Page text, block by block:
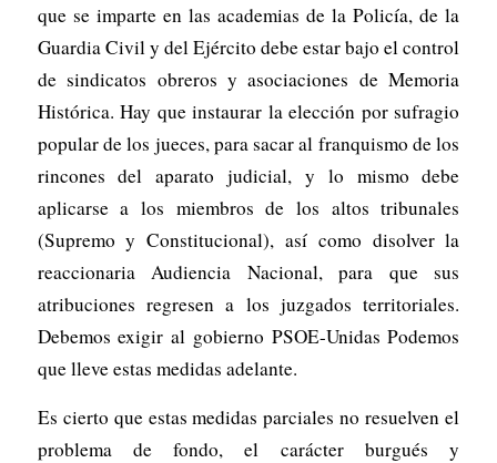
que se imparte en las academias de la Policía, de la
Guardia Civil y del Ejército debe estar bajo el control
de sindicatos obreros y asociaciones de Memoria
Histórica. Hay que instaurar la elección por sufragio
popular de los jueces, para sacar al franquismo de los
rincones del aparato judicial, y lo mismo debe
aplicarse a los miembros de los altos tribunales
(Supremo y Constitucional), así como disolver la
reaccionaria Audiencia Nacional, para que sus
atribuciones regresen a los juzgados territoriales.
Debemos exigir al gobierno PSOE-Unidas Podemos
que lleve estas medidas adelante.
Es cierto que estas medidas parciales no resuelven el
problema de fondo, el carácter burgués y